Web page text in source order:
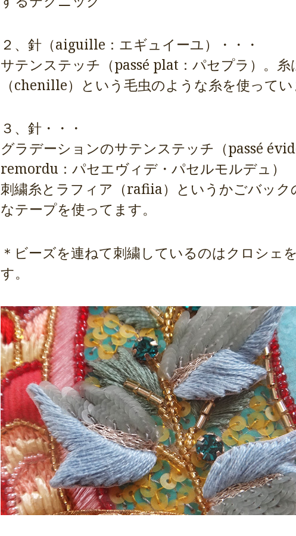
２、針（aiguille：エギュイーユ）・・・
サテンステッチ（passé plat：パセプラ）。糸
（chenille）という毛虫のような糸を使ってい
３、針・・・
グラデーションのサテンステッチ（passé
remordu：パセエヴィデ・パセルモルデュ）
刺繍糸とラフィア（rafiia）というかごバック
なテープを使ってます。
＊ビーズを連ねて刺繍しているのはクロシェ
す。